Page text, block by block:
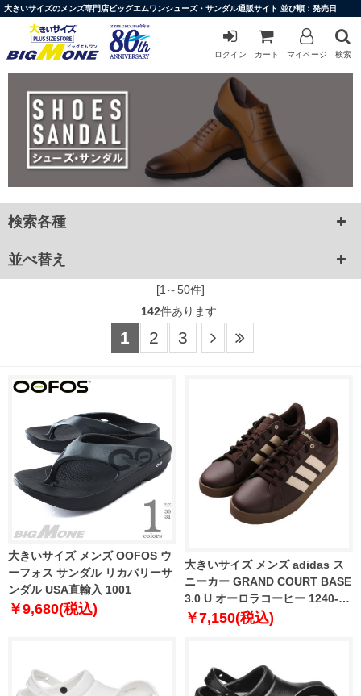
大きいサイズのメンズ専門店ビッグエムワンシューズ・サンダル通販サイト 並び順：発売日
ログイン カート マイページ 検索
検索各種
並べ替え
[1～50件]
142件あります
1 2 3
大きいサイズ メンズ OOFOS ウ
ーフォス サンダル リカバリーサ
ンダル USA直輸入 1001
￥9,680(税込)
大きいサイズ メンズ adidas ス
ニーカー GRAND COURT BASE
3.0 U オーロラコーヒー 1240-
6367-1 29 30 31
￥7,150(税込)